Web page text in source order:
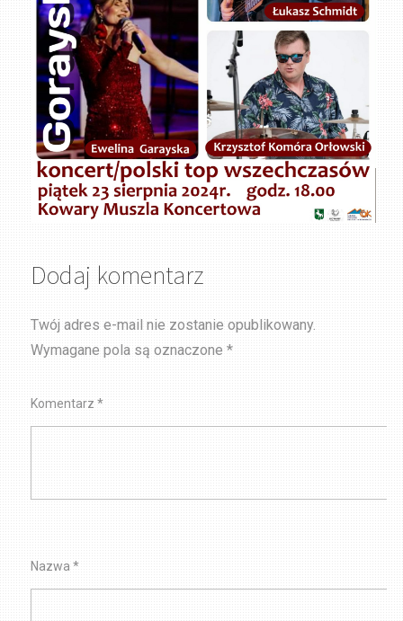
Dodaj komentarz
Twój adres e-mail nie zostanie opublikowany.
Wymagane pola są oznaczone*
Komentarz*
Nazwa*